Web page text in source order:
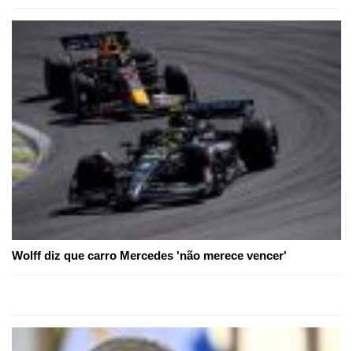
Wolff diz que carro Mercedes 'não merece vencer'